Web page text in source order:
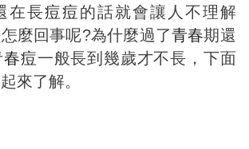
在長痘痘的話就會讓人不理解
麼回事呢?為什麼過了青春期還
春痘一般長到幾歲才不長，下面
來了解。